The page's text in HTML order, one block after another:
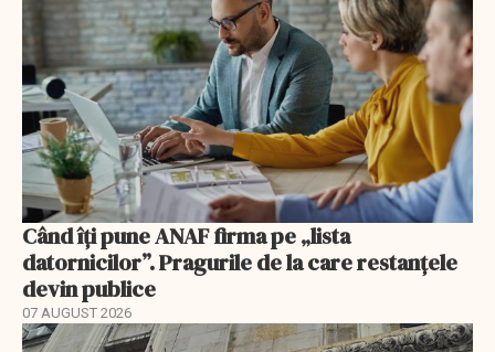
Când îți pune ANAF firma pe „lista
datornicilor”. Pragurile de la care restanțele
devin publice
07 AUGUST 2026